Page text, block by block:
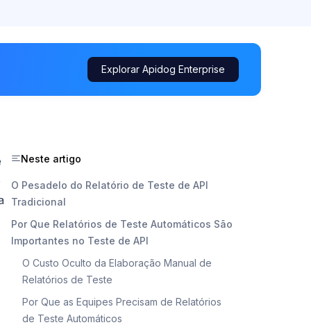
Explorar Apidog Enterprise
Neste artigo
O Pesadelo do Relatório de Teste de API
Tradicional
Por Que Relatórios de Teste Automáticos São
Importantes no Teste de API
O Custo Oculto da Elaboração Manual de
Relatórios de Teste
Por Que as Equipes Precisam de Relatórios
de Teste Automáticos